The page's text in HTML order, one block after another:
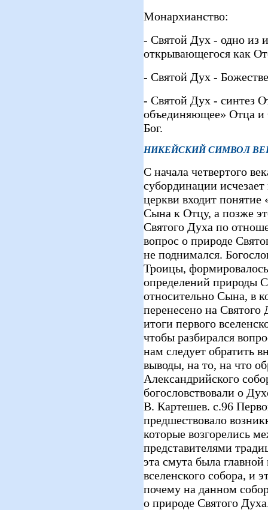
Монархианство:
- Святой Дух - одно из
открывающегося как
- Святой Дух -
- Святой Дух - синтез
объединяющее» Отца
Бог.
НИКЕЙСКИЙ СИМВОЛ
С начала четвертого
субординации
церкви входит
Сына к Отцу, а позже
Святого Духа по
вопрос о природе
не поднимался.
Троицы,
определений природы
относительно Сына, в
перенесено на
итоги первого
чтобы разбирался
нам следует обратить
выводы, на то, на что
Александрийского
богословствовали о
В. Картешев. с.96
предшествовало
которые возгорелись
представителями
эта смута была
вселенского собора, и
почему на данном
о природе Святого